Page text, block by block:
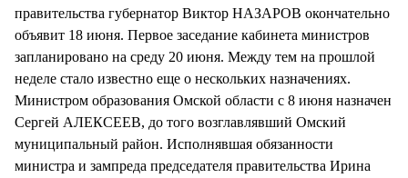
правительства губернатор Виктор НАЗАРОВ окончательно
объявит 18 июня. Первое заседание кабинета министров
запланировано на среду 20 июня. Между тем на прошлой
неделе стало известно еще о нескольких назначениях.
Министром образования Омской области с 8 июня назначен
Сергей АЛЕКСЕЕВ, до того возглавлявший Омский
муниципальный район. Исполнявшая обязанности
министра и зампреда председателя правительства Ирина